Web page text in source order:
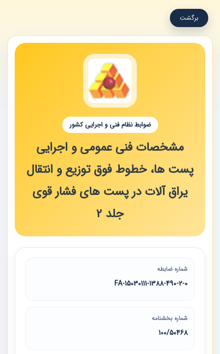
برگشت
ضوابط نظام فنی و اجرایی کشور
مشخصات فنی عمومی و اجرایی
پست ها، خطوط فوق توزیع و انتقال
یراق آلات در پست های فشار قوی
جلد 2
شماره ضابطه
15030111-1388-490-2-0-FA
شماره بخشنامه
100/50468